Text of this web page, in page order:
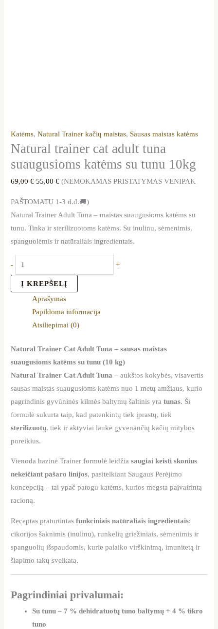
Katėms,Natural Trainer kačių maistas, Sausas maistas katėms
Natural trainer cat adult tuna
suaugusioms katėms su tunu 10kg
69,00€ 55,00€ (NEMOKAMAS PRISTATYMAS VENIPAK
PAŠTOMATU 1-3 d.d.🚚)
Natural Trainer Adult Tuna – maistas suaugusioms katėms su
tunu. Tinka ir sterilizuotoms katėms. Su inulinu, sėmenimis,
spanguolėmis ir natūraliais ingredientais.
- +
Į KREPŠELĮ
Aprašymas
Papildoma informacija
Atsiliepimai (0)
Natural Trainer Cat Adult Tuna – sausas maistas
suaugusioms katėms su tunu (10 kg)
Natural Trainer Cat Adult Tuna – aukštos kokybės, visavertis
sausas maistas suaugusioms katėms nuo 1 metų amžiaus, kurio
pagrindinis gyvūninės kilmės baltymų šaltinis yratunas. Ši
formulė sukurta taip, kad patenkintų tiek įprastų, tiek
sterilizuotų, tiek ir aktyviai lauke gyvenančių kačių mitybos
poreikius.
Vienoda bazinė Trainer formulė leidžiasaugiai keisti skonius
nekeičiant pašaro linijos, pasitelkiant Saugaus Perėjimo
koncepciją – tai ypač patogu katėms, kurios mėgsta paįvairintą
racioną.
Receptas praturtintasfunkciniais natūraliais ingredientais:
cikorijos šaknimis (inulinu), runkelių griežiniais, sėmenimis ir
spanguolių išspaudomis, kurie palaiko virškinimą, imunitetą ir
šlapimo takų sveikatą.
Pagrindiniai privalumai:
Su tunu – 7 % dehidratuotų tuno baltymų + 4 % tikro
tuno